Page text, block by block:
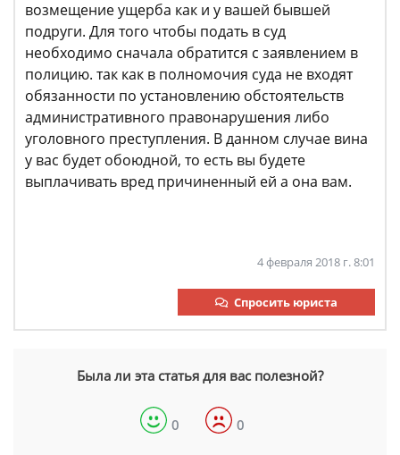
возмещение ущерба как и у вашей бывшей
подруги. Для того чтобы подать в суд
необходимо сначала обратится с заявлением в
полицию. так как в полномочия суда не входят
обязанности по установлению обстоятельств
административного правонарушения либо
уголовного преступления. В данном случае вина
у вас будет обоюдной, то есть вы будете
выплачивать вред причиненный ей а она вам.
4 февраля 2018 г. 8:01
Спросить юриста
Была ли эта статья для вас полезной?
0 0